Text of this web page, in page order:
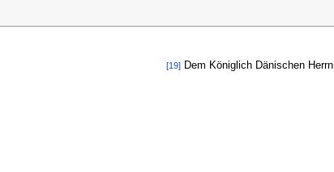
[19] Dem Königlich Dänischen